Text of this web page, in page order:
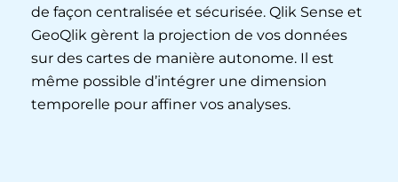
de façon centralisée et sécurisée. Qlik Sense et
GeoQlik gèrent la projection de vos données
sur des cartes de manière autonome. Il est
même possible d’intégrer une dimension
temporelle pour affiner vos analyses.